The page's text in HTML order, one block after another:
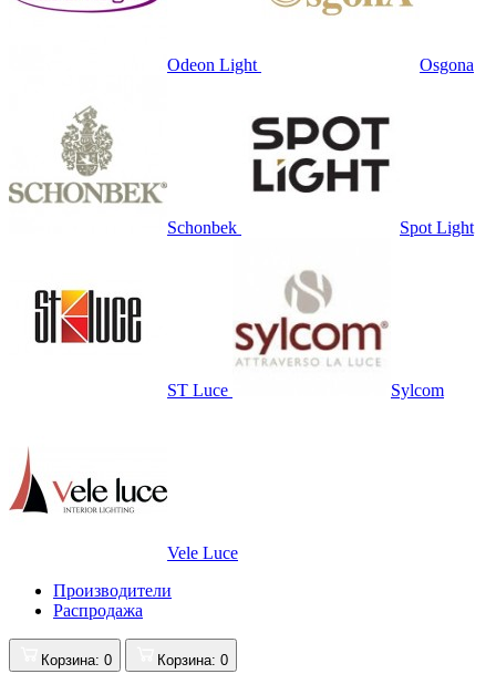
Odeon Light Osgona
Schonbek Spot Light
ST Luce Sylcom
Vele Luce
Производители
Распродажа
Корзина: 0 Корзина: 0